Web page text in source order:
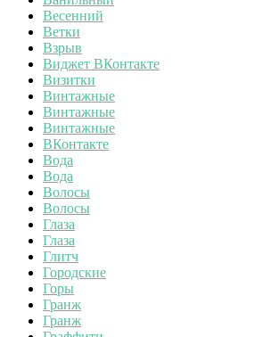
Весенний
Ветки
Взрыв
Виджет ВКонтакте
Визитки
Винтажные
Винтажные
Винтажные
ВКонтакте
Вода
Вода
Волосы
Волосы
Глаза
Глаза
Глитч
Городские
Горы
Гранж
Гранж